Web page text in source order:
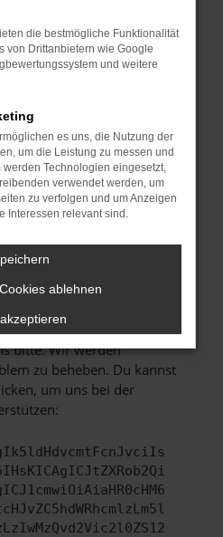
Seiten
die Seite in einem
in einem privaten
helfen, vorübergehende
DEIN BROWSER UND
AUF DEM NEUESTEN
nicht nur ein
kann auch dazu
Funktionen nicht mehr
Schritte versucht
bitte. Wir werden
zu beheben. Du kannst
um uns bei der
die bestmögliche Funktionalität
von Drittanbietern wie Google
und weitere
es uns, die Nutzung der
um die Leistung zu messen und
Technologien eingesetzt,
verwendet werden, um
zu verfolgen und um Anzeigen
Interessen relevant sind.
ablehnen